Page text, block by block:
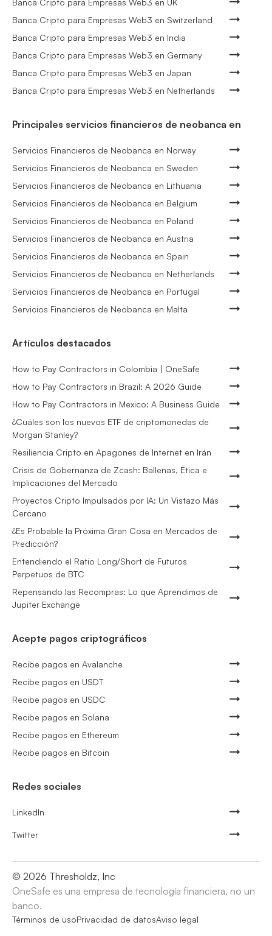
Banca Cripto para Empresas Web3 en Switzerland
Banca Cripto para Empresas Web3 en India
Banca Cripto para Empresas Web3 en Germany
Banca Cripto para Empresas Web3 en Japan
Banca Cripto para Empresas Web3 en Netherlands
Principales servicios financieros de neobanca en
Servicios Financieros de Neobanca en Norway
Servicios Financieros de Neobanca en Sweden
Servicios Financieros de Neobanca en Lithuania
Servicios Financieros de Neobanca en Belgium
Servicios Financieros de Neobanca en Poland
Servicios Financieros de Neobanca en Austria
Servicios Financieros de Neobanca en Spain
Servicios Financieros de Neobanca en Netherlands
Servicios Financieros de Neobanca en Portugal
Servicios Financieros de Neobanca en Malta
Artículos destacados
How to Pay Contractors in Colombia | OneSafe
How to Pay Contractors in Brazil: A 2026 Guide
How to Pay Contractors in Mexico: A Business Guide
¿Cuáles son los nuevos ETF de criptomonedas de
Morgan Stanley?
Resiliencia Cripto en Apagones de Internet en Irán
Crisis de Gobernanza de Zcash: Ballenas, Ética e
Implicaciones del Mercado
Proyectos Cripto Impulsados por IA: Un Vistazo Más
Cercano
¿Es Probable la Próxima Gran Cosa en Mercados de
Predicción?
Entendiendo el Ratio Long/Short de Futuros
Perpetuos de BTC
Repensando las Recompras: Lo que Aprendimos de
Jupiter Exchange
Acepte pagos criptográficos
Recibe pagos en Avalanche
Recibe pagos en USDT
Recibe pagos en USDC
Recibe pagos en Solana
Recibe pagos en Ethereum
Recibe pagos en Bitcoin
Redes sociales
LinkedIn
Twitter
© 2026 Thresholdz, Inc
OneSafe es una empresa de tecnología financiera, no un
banco.
Términos de usoPrivacidad de datosAviso legal